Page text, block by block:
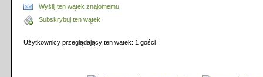
Wyślij ten wątek znajomemu
Subskrybuj ten wątek
Użytkownicy przeglądający ten wątek: 1 gości